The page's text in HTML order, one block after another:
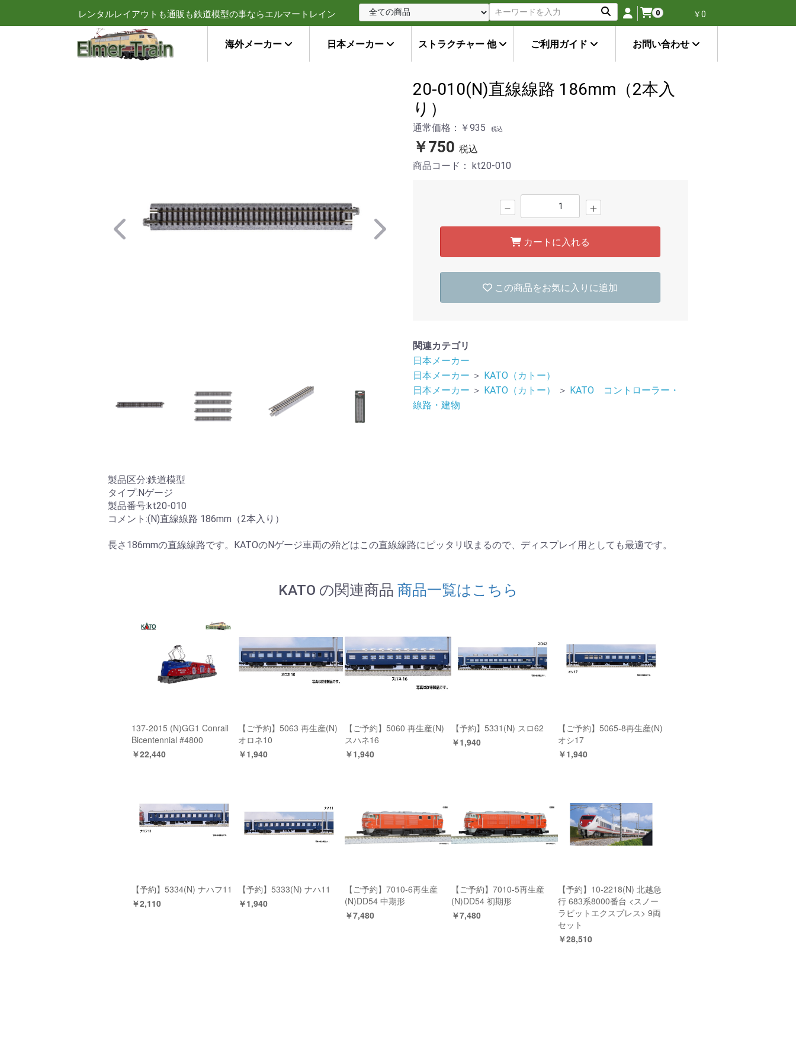
レンタルレイアウトも通販も鉄道模型の事ならエルマートレイン 0 ￥0
海外メーカー 日本メーカー ストラクチャー 他 ご利用ガイド お問い合わせ
20-010(N)直線線路 186mm（2本入
り）
通常価格：￥935 税込
￥750 税込
商品コード： kt20-010
－ ＋
カートに入れる
この商品をお気に入りに追加
関連カテゴリ
日本メーカー
日本メーカー ＞ KATO（カトー）
日本メーカー ＞ KATO（カトー） ＞ KATO コントローラー・
線路・建物
製品区分:鉄道模型
タイプ:Nゲージ
製品番号:kt20-010
コメント:(N)直線線路 186mm（2本入り）
長さ186mmの直線線路です。KATOのNゲージ車両の殆どはこの直線線路にピッタリ収まるので、ディスプレイ用としても最適です。
KATO の関連商品 商品一覧はこちら
137-2015 (N)GG1 Conrail
Bicentennial #4800
￥22,440
【ご予約】5063 再生産(N)
オロネ10
￥1,940
【ご予約】5060 再生産(N)
スハネ16
￥1,940
【予約】5331(N) スロ62
￥1,940
【ご予約】5065-8再生産(N)
オシ17
￥1,940
【予約】5334(N) ナハフ11
￥2,110
【予約】5333(N) ナハ11
￥1,940
【ご予約】7010-6再生産
(N)DD54 中期形
￥7,480
【ご予約】7010-5再生産
(N)DD54 初期形
￥7,480
【予約】10-2218(N) 北越急
行 683系8000番台 <スノー
ラビットエクスプレス> 9両
セット
￥28,510